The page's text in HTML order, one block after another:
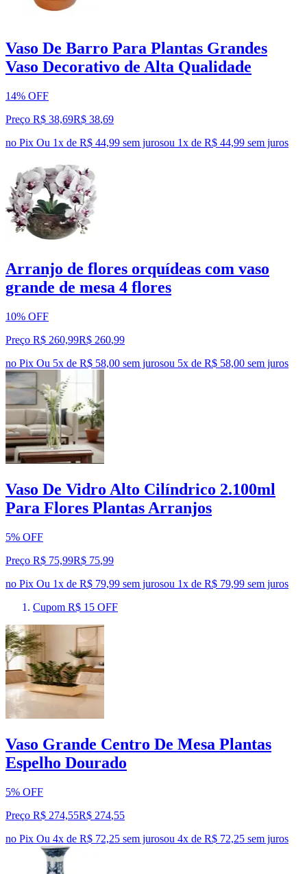
Vaso De Barro Para Plantas Grandes
Vaso Decorativo de Alta Qualidade
14% OFF
Preço R$ 38,69R$ 38,69
no Pix Ou 1x de R$ 44,99 sem jurosou 1x de R$ 44,99 sem juros
Arranjo de flores orquídeas com vaso
grande de mesa 4 flores
10% OFF
Preço R$ 260,99R$ 260,99
no Pix Ou 5x de R$ 58,00 sem jurosou 5x de R$ 58,00 sem juros
Vaso De Vidro Alto Cilíndrico 2.100ml
Para Flores Plantas Arranjos
5% OFF
Preço R$ 75,99R$ 75,99
no Pix Ou 1x de R$ 79,99 sem jurosou 1x de R$ 79,99 sem juros
Cupom R$ 15 OFF
Vaso Grande Centro De Mesa Plantas
Espelho Dourado
5% OFF
Preço R$ 274,55R$ 274,55
no Pix Ou 4x de R$ 72,25 sem jurosou 4x de R$ 72,25 sem juros